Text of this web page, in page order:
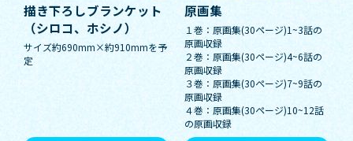
描き下ろしブランケット
（シロコ、ホシノ）
サイズ約690mm×約910mmを予
定
原画集
１巻：原画集(30ページ)1~3話の
原画収録
２巻：原画集(30ページ)4~6話の
原画収録
３巻：原画集(30ページ)7~9話の
原画収録
４巻：原画集(30ページ)10~12話
の原画収録